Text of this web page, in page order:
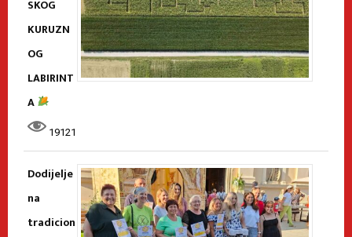
SKOG
KURUZN
OG
LABIRINT
A
19121
Dodijelje
na
tradicion